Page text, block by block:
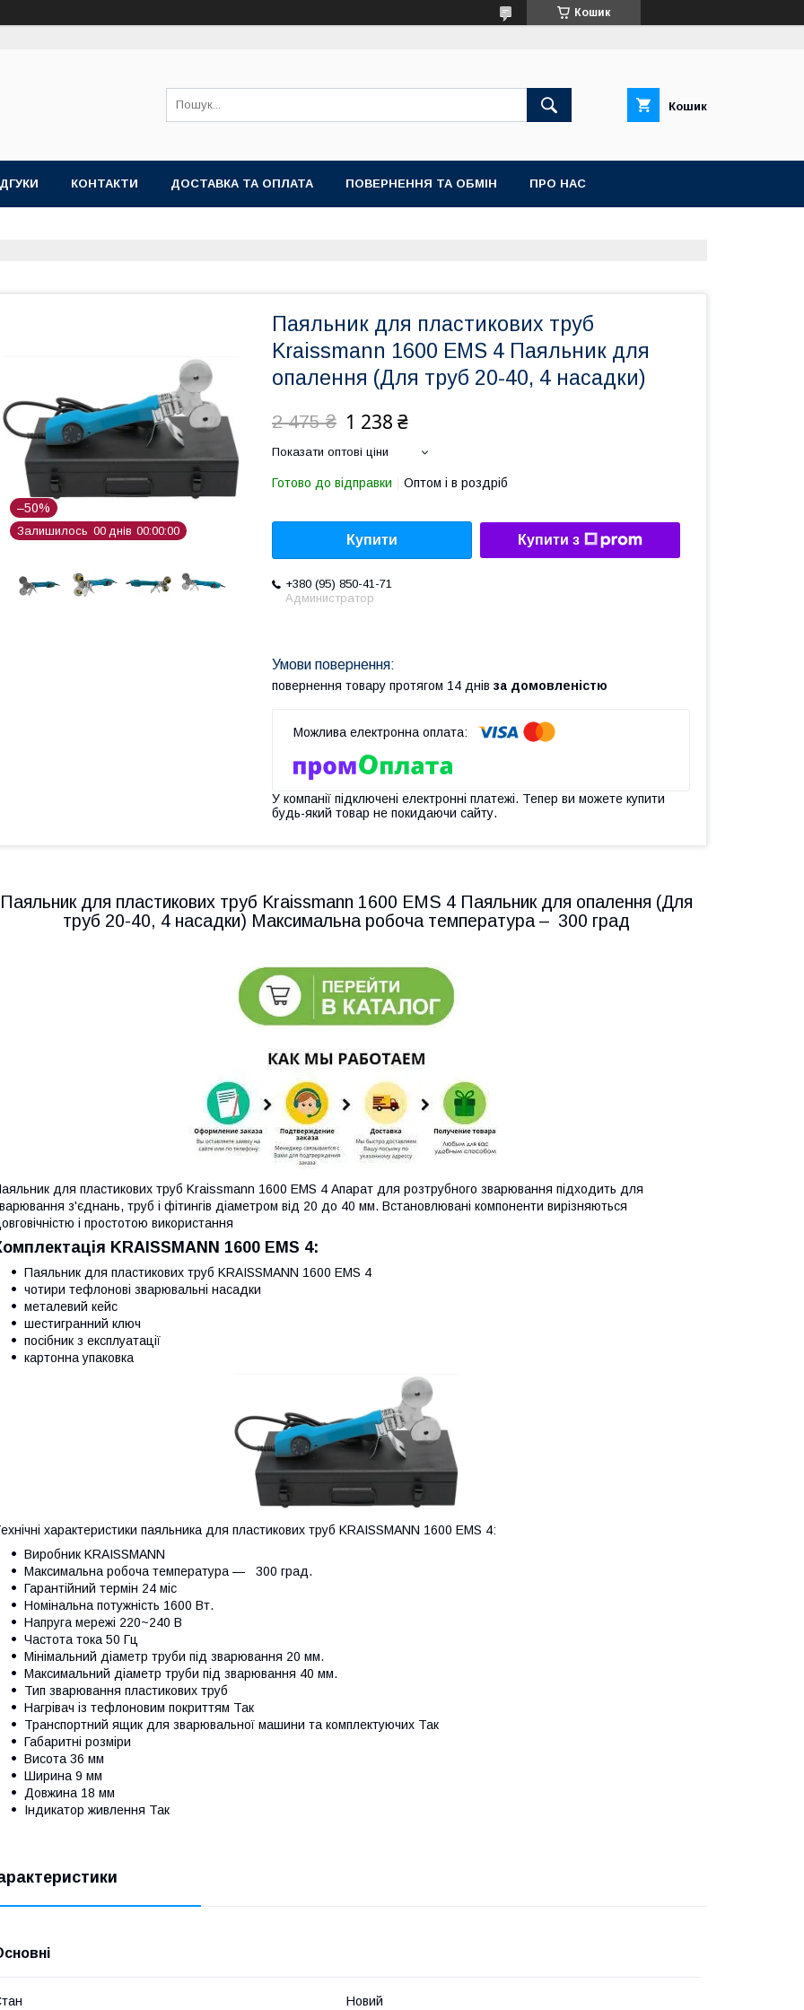
Кошик
Кошик
КОНТАКТИ ДОСТАВКА ТА ОПЛАТА ПОВЕРНЕННЯ ТА ОБМІН ПРО НАС
–50%
Залишилось 00 днів 00 00 00
Паяльник для пластикових труб
Kraissmann 1600 EMS 4 Паяльник для
опалення (Для труб 20-40, 4 насадки)
2 475 ₴ 1 238 ₴
Показати оптові ціни
Готово до відправки Оптом і в роздріб
Купити Купити з
+380 (95) 850-41-71
Администратор
повернення товару протягом 14 днів за домовленістю
У компанії підключені електронні платежі. Тепер ви можете купити
будь-який товар не покидаючи сайту.
Паяльник для пластикових труб Kraissmann 1600 EMS 4 Паяльник для опалення (Для
труб 20-40, 4 насадки) Максимальна робоча температура – ​​ 300 град
для пластикових труб Kraissmann 1600 EMS 4 Апарат для розтрубного зварювання підходить для
з'єднань, труб і фітингів діаметром від 20 до 40 мм. Встановлювані компоненти вирізняються
і простотою використання
KRAISSMANN 1600 EMS 4:
Паяльник для пластикових труб KRAISSMANN 1600 EMS 4
чотири тефлонові зварювальні насадки
металевий кейс
шестигранний ключ
посібник з експлуатації
картонна упаковка
характеристики паяльника для пластикових труб KRAISSMANN 1600 EMS 4:
Виробник KRAISSMANN
Максимальна робоча температура — 300 град.
Гарантійний термін 24 міс
Номінальна потужність 1600 Вт.
Напруга мережі 220~240 В
Частота тока 50 Гц
Мінімальний діаметр труби під зварювання 20 мм.
Максимальний діаметр труби під зварювання 40 мм.
Тип зварювання пластикових труб
Нагрівач із тефлоновим покриттям Так
Транспортний ящик для зварювальної машини та комплектуючих Так
Габаритні розміри
Висота 36 мм
Ширина 9 мм
Довжина 18 мм
Індикатор живлення Так
Новий